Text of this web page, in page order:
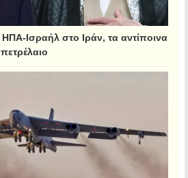
ΗΠΑ-Ισραήλ στο Ιράν, τα αντίποινα